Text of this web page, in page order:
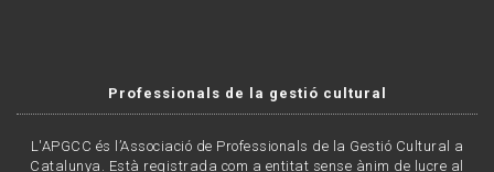
Professionals de la gestió cultural
L'APGCC és l’Associació de Professionals de la Gestió Cultural a
Catalunya. Està registrada com a entitat sense ànim de lucre al